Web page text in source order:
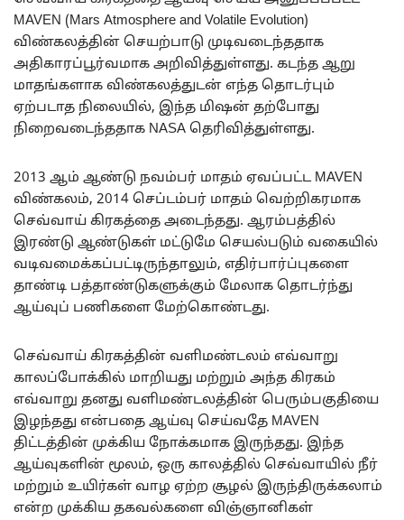
MAVEN (Mars Atmosphere and Volatile Evolution)
விண்கலத்தின் செயற்பாடு முடிவடைந்ததாக
அதிகாரப்பூர்வமாக அறிவித்துள்ளது. கடந்த ஆறு
மாதங்களாக விண்கலத்துடன் எந்த தொடர்பும்
ஏற்படாத நிலையில், இந்த மிஷன் தற்போது
நிறைவடைந்ததாக NASA தெரிவித்துள்ளது.
2013 ஆம் ஆண்டு நவம்பர் மாதம் ஏவப்பட்ட MAVEN
விண்கலம், 2014 செப்டம்பர் மாதம் வெற்றிகரமாக
செவ்வாய் கிரகத்தை அடைந்தது. ஆரம்பத்தில்
இரண்டு ஆண்டுகள் மட்டுமே செயல்படும் வகையில்
வடிவமைக்கப்பட்டிருந்தாலும், எதிர்பார்ப்புகளை
தாண்டி பத்தாண்டுகளுக்கும் மேலாக தொடர்ந்து
ஆய்வுப் பணிகளை மேற்கொண்டது.
செவ்வாய் கிரகத்தின் வளிமண்டலம் எவ்வாறு
காலப்போக்கில் மாறியது மற்றும் அந்த கிரகம்
எவ்வாறு தனது வளிமண்டலத்தின் பெரும்பகுதியை
இழந்தது என்பதை ஆய்வு செய்வதே MAVEN
திட்டத்தின் முக்கிய நோக்கமாக இருந்தது. இந்த
ஆய்வுகளின் மூலம், ஒரு காலத்தில் செவ்வாயில் நீர்
மற்றும் உயிர்கள் வாழ ஏற்ற சூழல் இருந்திருக்கலாம்
என்ற முக்கிய தகவல்களை விஞ்ஞானிகள்